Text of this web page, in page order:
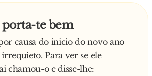
porta-te bem
causa do inicio do novo ano
Para ver se ele
chamou-o e disse-lhe: